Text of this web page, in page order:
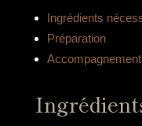
Ingrédients
Préparation
Accompagnement